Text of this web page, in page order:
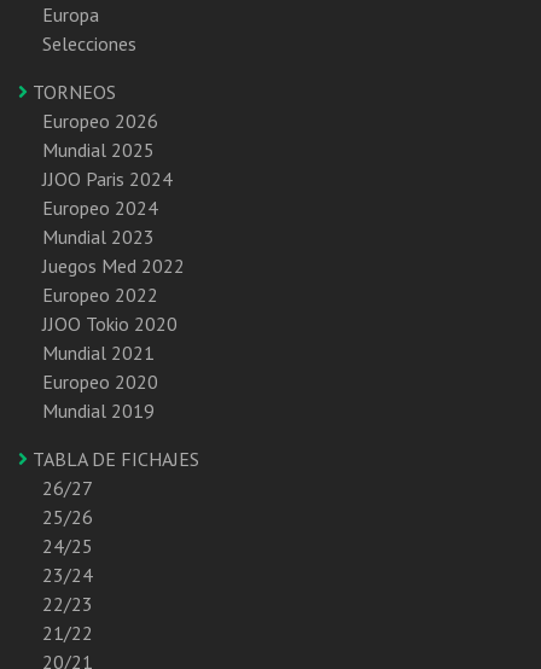
Europa
Selecciones
TORNEOS
Europeo 2026
Mundial 2025
JJOO Paris 2024
Europeo 2024
Mundial 2023
Juegos Med 2022
Europeo 2022
JJOO Tokio 2020
Mundial 2021
Europeo 2020
Mundial 2019
TABLA DE FICHAJES
26/27
25/26
24/25
23/24
22/23
21/22
20/21